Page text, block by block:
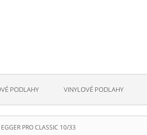
PODLAHY VINYLOVÉ PODLAHY
EGGER PRO CLASSIC 10/33